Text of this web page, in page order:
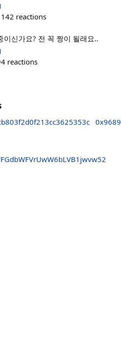
142 reactions
신가요? 전 꼭 짱이 될래요..
reactions